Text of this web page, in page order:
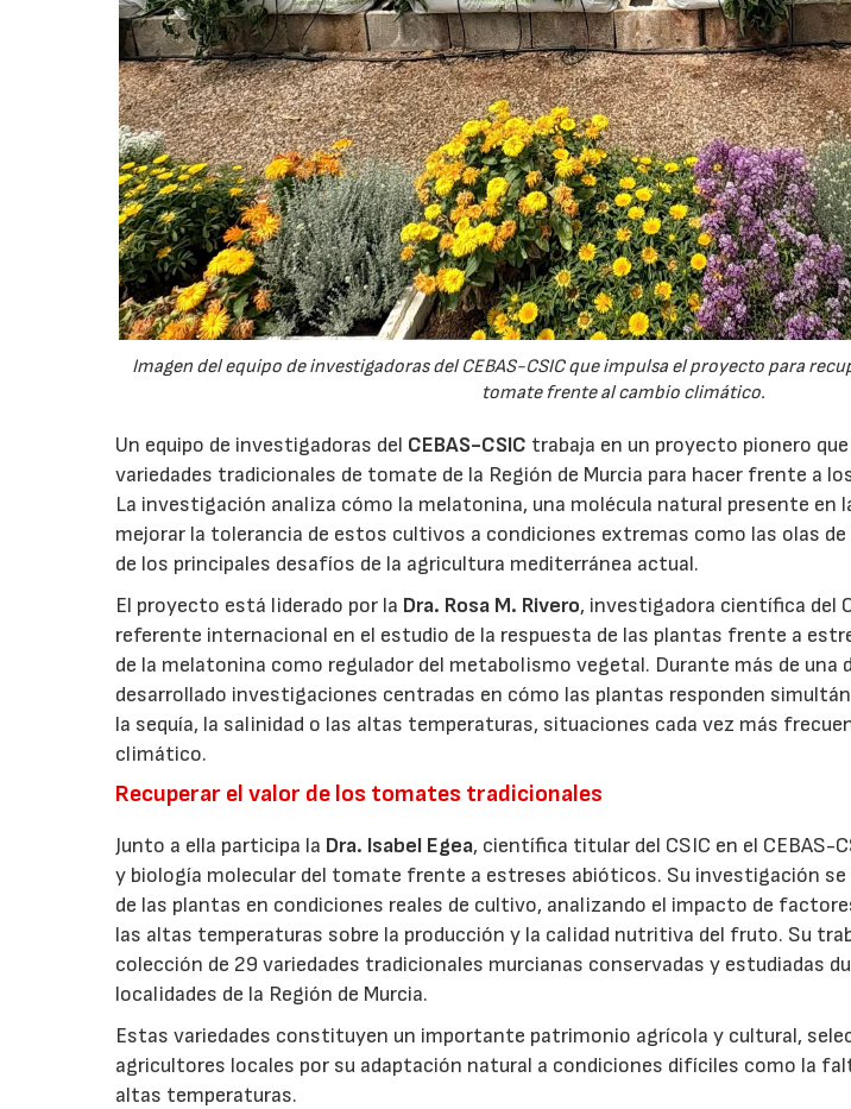
Imagen del equipo de investigadoras del CEBAS-CSIC que impulsa el proyecto para
tomate frente al cambio climático.
Un equipo de investigadoras del CEBAS-CSIC trabaja en un proyecto pionero
variedades tradicionales de tomate de la Región de Murcia para hacer frente a
La investigación analiza cómo la melatonina, una molécula natural presente en
mejorar la tolerancia de estos cultivos a condiciones extremas como las olas de
de los principales desafíos de la agricultura mediterránea actual.
El proyecto está liderado por la Dra. Rosa M. Rivero, investigadora científica del
referente internacional en el estudio de la respuesta de las plantas frente a
de la melatonina como regulador del metabolismo vegetal. Durante más de una
desarrollado investigaciones centradas en cómo las plantas responden
la sequía, la salinidad o las altas temperaturas, situaciones cada vez más
climático.
Recuperar el valor de los tomates tradicionales
Junto a ella participa la Dra. Isabel Egea, científica titular del CSIC en el CEBAS-
y biología molecular del tomate frente a estreses abióticos. Su investigación
de las plantas en condiciones reales de cultivo, analizando el impacto de
las altas temperaturas sobre la producción y la calidad nutritiva del fruto. Su
colección de 29 variedades tradicionales murcianas conservadas y estudiadas
localidades de la Región de Murcia.
Estas variedades constituyen un importante patrimonio agrícola y cultural,
agricultores locales por su adaptación natural a condiciones difíciles como la
altas temperaturas.
23/07/2026